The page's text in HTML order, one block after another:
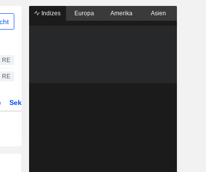
RE
RE
Sektor
Indizes Europa Amerika Asien